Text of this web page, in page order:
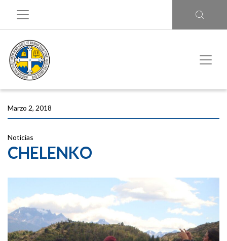
Marzo 2, 2018
Noticias
CHELENKO